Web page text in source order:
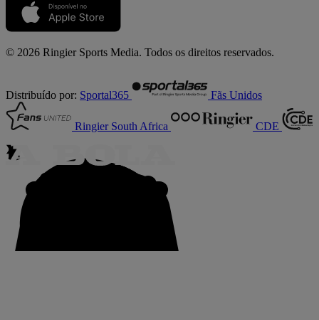
© 2026 Ringier Sports Media. Todos os direitos reservados.
Distribuído por: Sportal365 Fãs Unidos
Ringier South Africa CDE